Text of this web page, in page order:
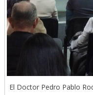
El Doctor Pedro Pablo